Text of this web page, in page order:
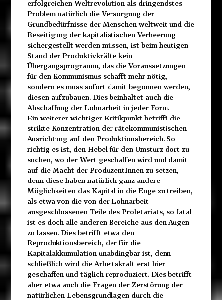
erfolgreichen Weltrevolution als dringendstes
Problem natürlich die Versorgung der
Grundbedürfnisse der Menschen weltweit und die
Beseitigung der kapitalistischen Verheerung
sichergestellt werden müssen, ist beim heutigen
Stand der Produktivkräfte kein
Übergangsprogramm, das die Voraussetzungen
für den Kommunismus schafft mehr nötig,
sondern es muss sofort damit begonnen werden,
diesen aufzubauen. Dies beinhaltet auch die
Abschaffung der Lohnarbeit in jeder Form.
Ein weiterer wichtiger Kritikpunkt betrifft die
strikte Konzentration der rätekommunistischen
Ausrichtung auf den Produktionsbereich. So
richtig es ist, den Hebel für den Umsturz dort zu
suchen, wo der Wert geschaffen wird und damit
auf die Macht der ProduzentInnen zu setzen,
denn diese haben natürlich ganz andere
Möglichkeiten das Kapital in die Enge zu treiben,
als etwa von die von der Lohnarbeit
ausgeschlossenen Teile des Proletariats, so fatal
ist es doch alle anderen Bereiche aus den Augen
zu lassen. Dies betrifft etwa den
Reproduktionsbereich, der für die
Kapitalakkumulation unabdingbar ist, denn
schließlich wird die Arbeitskraft erst hier
geschaffen und täglich reproduziert. Dies betrifft
aber etwa auch die Fragen der Zerstörung der
natürlichen Lebensgrundlagen durch die